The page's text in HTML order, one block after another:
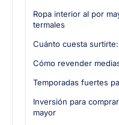
Ropa interior al por
termales
Cuánto cuesta
Cómo revender
Temporadas fuertes
Inversión para
mayor